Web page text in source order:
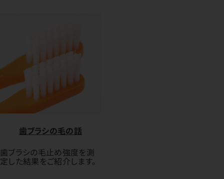
歯ブラシの毛の話
歯ブラシの毛止め強度を測
定した結果をご紹介します。